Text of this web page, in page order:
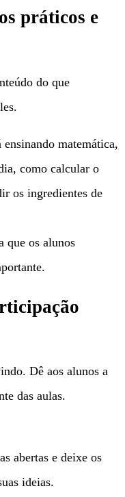
práticos e
do que
matemática,
como calcular o
os ingredientes de
que os alunos
Dê aos alunos a
das aulas.
abertas e deixe os
ideias.